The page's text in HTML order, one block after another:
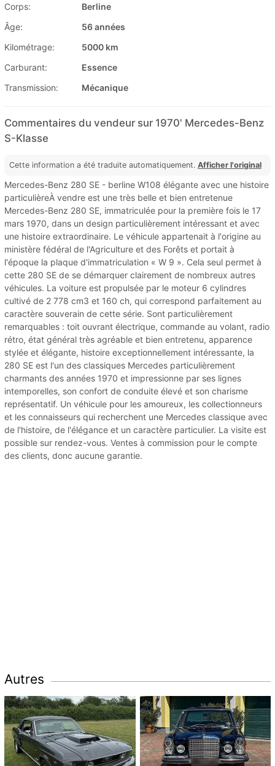
Corps:
Berline
Âge:
56 années
Kilométrage:
5000 km
Carburant:
Essence
Transmission:
Mécanique
Commentaires du vendeur sur 1970' Mercedes-Benz
S-Klasse
Cette information a été traduite automatiquement. Afficher l'original
Mercedes-Benz 280 SE - berline W108 élégante avec une histoire
particulièreÀ vendre est une très belle et bien entretenue
Mercedes-Benz 280 SE, immatriculée pour la première fois le 17
mars 1970, dans un design particulièrement intéressant et avec
une histoire extraordinaire. Le véhicule appartenait à l'origine au
ministère fédéral de l'Agriculture et des Forêts et portait à
l'époque la plaque d'immatriculation « W 9 ». Cela seul permet à
cette 280 SE de se démarquer clairement de nombreux autres
véhicules. La voiture est propulsée par le moteur 6 cylindres
cultivé de 2 778 cm3 et 160 ch, qui correspond parfaitement au
caractère souverain de cette série. Sont particulièrement
remarquables : toit ouvrant électrique, commande au volant, radio
rétro, état général très agréable et bien entretenu, apparence
stylée et élégante, histoire exceptionnellement intéressante, la
280 SE est l'un des classiques Mercedes particulièrement
charmants des années 1970 et impressionne par ses lignes
intemporelles, son confort de conduite élevé et son charisme
représentatif. Un véhicule pour les amoureux, les collectionneurs
et les connaisseurs qui recherchent une Mercedes classique avec
de l'histoire, de l'élégance et un caractère particulier. La visite est
possible sur rendez-vous. Ventes à commission pour le compte
des clients, donc aucune garantie.
Autres